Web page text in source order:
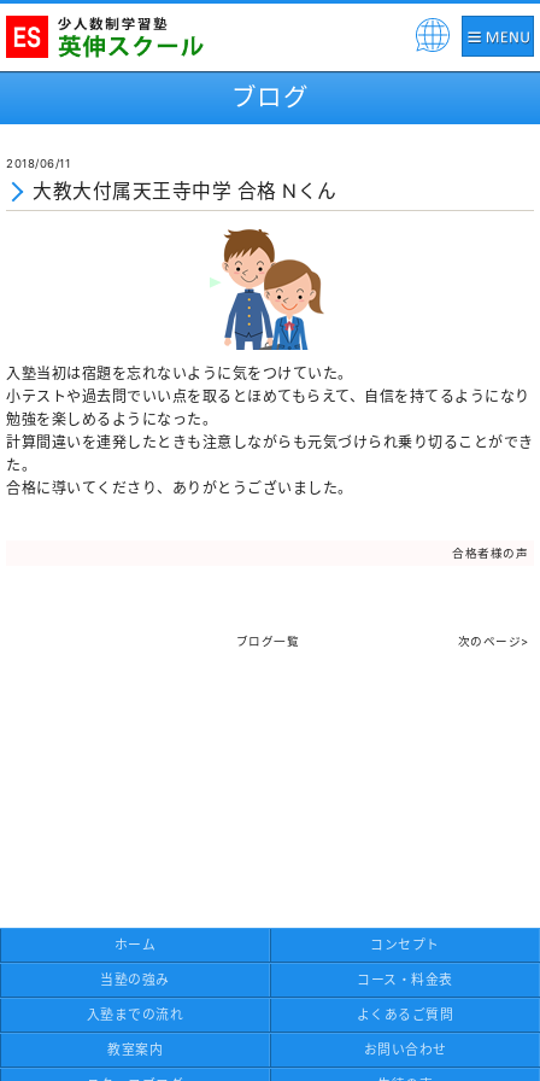
ブログ
2018/06/11
大教大付属天王寺中学 合格 Nくん
入塾当初は宿題を忘れないように気をつけていた。
小テストや過去問でいい点を取るとほめてもらえて、自信を持てるようになり
勉強を楽しめるようになった。
計算間違いを連発したときも注意しながらも元気づけられ乗り切ることができ
た。
合格に導いてくださり、ありがとうございました。
合格者様の声
ブログ一覧 次のページ>
ホーム コンセプト
当塾の強み コース・料金表
入塾までの流れ よくあるご質問
教室案内 お問い合わせ